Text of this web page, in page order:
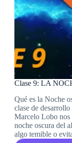
Clase 9: LA
Qué es la Noche
clase de
Marcelo Lobo nos
noche oscura del
algo temible o